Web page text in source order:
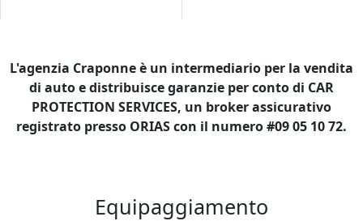
L'agenzia Craponne è un intermediario per la vendita
di auto e distribuisce garanzie per conto di CAR
PROTECTION SERVICES, un broker assicurativo
registrato presso ORIAS con il numero #09 05 10 72.
Equipaggiamento